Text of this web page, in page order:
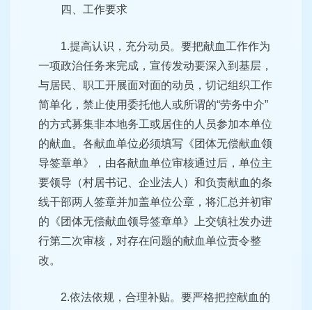
四、工作要求
1.提高认识，充分动员。要把献血工作作为
一项政治任务来完成，宣传发动要深入到基层，
与居民、职工开展面对面的动员，切记组织工作
简单化，禁止使用委托他人或所谓的“劳务中介”
的方式募集非本地务工或居住的人员参加本单位
的献血。各献血单位必须填写《团体无偿献血领
导签章单》，由各献血单位审核通过后，单位主
要领导（村居书记、企业法人）和负责献血的条
线干部两人签章并加盖单位公章，将汇总并初审
的《团体无偿献血领导签章单》上交镇社发办进
行第二次审核，对存在问题的献血单位责令整
改。
2.依法依规，合理补贴。要严格把控献血的